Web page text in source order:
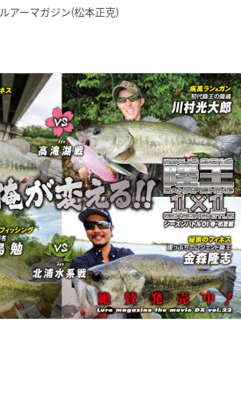
ルアーマガジン(松本正克)